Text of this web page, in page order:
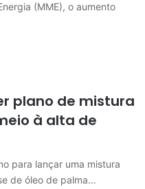
(MME), o aumento
plano de mistura
à alta de
para lançar uma mistura
de óleo de palma…